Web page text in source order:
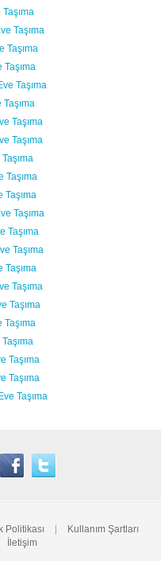
Taşıma
Taşıma
Taşıma
Taşıma
Taşıma
Taşıma
Taşıma
Taşıma
Taşıma
Taşıma
Taşıma
Taşıma
Taşıma
Taşıma
Taşıma
Taşıma
Politikası |
Kullanım Şartları
İletişim